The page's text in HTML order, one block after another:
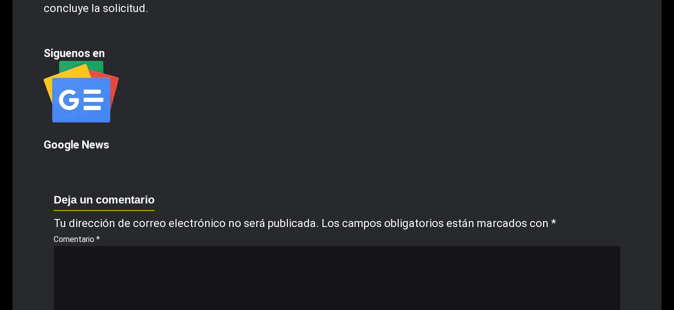
concluye la solicitud.
Siguenos en
Google News
Deja un comentario
Tu dirección de correo electrónico no será publicada. Los campos obligatorios están marcados con *
Comentario *